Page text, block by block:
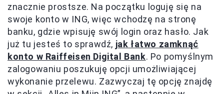
znacznie prostsze. Na początku loguję się na
swoje konto w ING, więc wchodzę na stronę
banku, gdzie wpisuję swój login oraz hasło. Jak
już tu jesteś to sprawdź, jak łatwo zamknąć
konto w Raiffeisen Digital Bank. Po pomyślnym
zalogowaniu poszukuję opcji umożliwiającej
wykonanie przelewu. Zazwyczaj tę opcję znajdę